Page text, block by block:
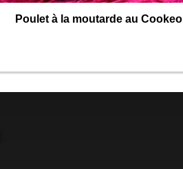
Poulet à la moutarde au Cookeo